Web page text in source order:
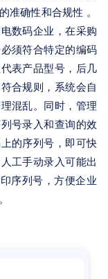
准确性和合规性 。
数码企业，在采购
须符合特定的编码
表产品型号，后几
合规则，系统会自
混乱。同时，管理
号录入和查询的效
的序列号，即可快
工手动录入可能出
序列号，方便企业